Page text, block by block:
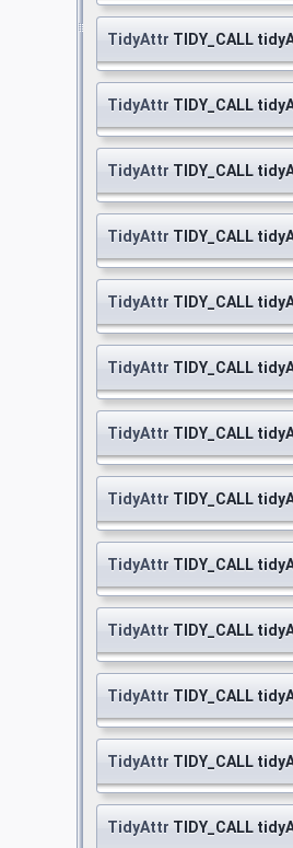
TidyAttr TIDY_CALL
TidyAttr TIDY_CALL
TidyAttr TIDY_CALL
TidyAttr TIDY_CALL
TidyAttr TIDY_CALL
TidyAttr TIDY_CALL
TidyAttr TIDY_CALL
TidyAttr TIDY_CALL
TidyAttr TIDY_CALL
TidyAttr TIDY_CALL
TidyAttr TIDY_CALL
TidyAttr TIDY_CALL
TidyAttr TIDY_CALL